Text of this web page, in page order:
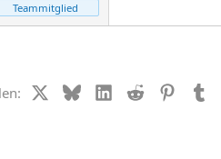
Teammitglied
X (Twitter)
BlueskyLinkedIn
Reddit